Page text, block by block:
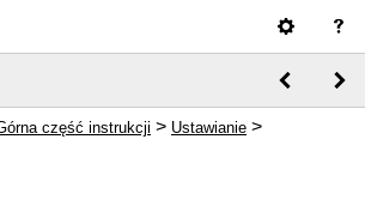
część instrukcji > Ustawianie >